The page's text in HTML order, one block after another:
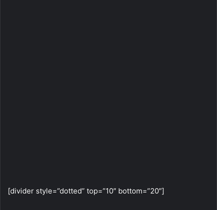
[divider style=”dotted” top=”10″ bottom=”20″]